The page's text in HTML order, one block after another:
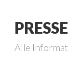
PRESSE
Alle